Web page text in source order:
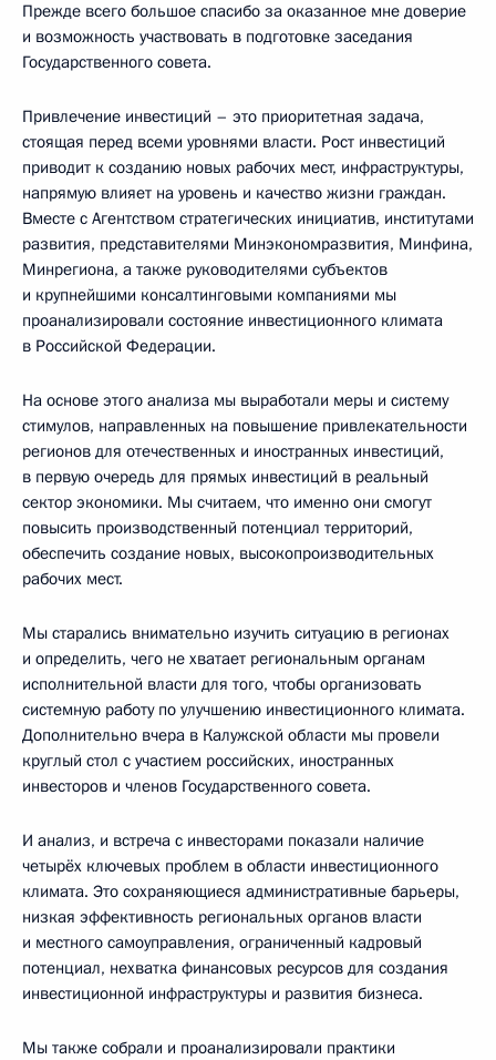
Прежде всего большое спасибо за оказанное мне доверие
и возможность участвовать в подготовке заседания
Государственного совета.
Привлечение инвестиций – это приоритетная задача,
стоящая перед всеми уровнями власти. Рост инвестиций
приводит к созданию новых рабочих мест, инфраструктуры,
напрямую влияет на уровень и качество жизни граждан.
Вместе с Агентством стратегических инициатив, институтами
развития, представителями Минэкономразвития, Минфина,
Минрегиона, а также руководителями субъектов
и крупнейшими консалтинговыми компаниями мы
проанализировали состояние инвестиционного климата
в Российской Федерации.
На основе этого анализа мы выработали меры и систему
стимулов, направленных на повышение привлекательности
регионов для отечественных и иностранных инвестиций,
в первую очередь для прямых инвестиций в реальный
сектор экономики. Мы считаем, что именно они смогут
повысить производственный потенциал территорий,
обеспечить создание новых, высокопроизводительных
рабочих мест.
Мы старались внимательно изучить ситуацию в регионах
и определить, чего не хватает региональным органам
исполнительной власти для того, чтобы организовать
системную работу по улучшению инвестиционного климата.
Дополнительно вчера в Калужской области мы провели
круглый стол с участием российских, иностранных
инвесторов и членов Государственного совета.
И анализ, и встреча с инвесторами показали наличие
четырёх ключевых проблем в области инвестиционного
климата. Это сохраняющиеся административные барьеры,
низкая эффективность региональных органов власти
и местного самоуправления, ограниченный кадровый
потенциал, нехватка финансовых ресурсов для создания
инвестиционной инфраструктуры и развития бизнеса.
Мы также собрали и проанализировали практики